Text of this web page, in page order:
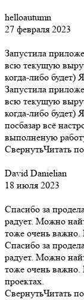
helloautumn
27 февраля 2023
Запустила
всю текущую
когда-либо будет)
Запустила
всю текущую
когда-либо будет)
посбазар всё
выполненую
СвернутьЧитать
David Danielian
18 июля 2023
Спасибо за
радует. Можно
тоже очень важно.
Спасибо за
радует. Можно
тоже очень важно.
проектах.
СвернутьЧитать